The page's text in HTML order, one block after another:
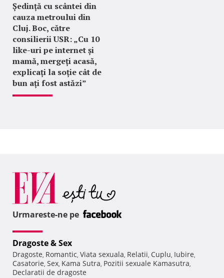
Ședință cu scântei din
cauza metroului din
Cluj. Boc, către
consilierii USR: „Cu 10
like-uri pe internet și
mamă, mergeți acasă,
explicați la soție cât de
bun ați fost astăzi”
Urmareste-ne pe
Dragoste & Sex
Dragoste, Romantic, Viata sexuala, Relatii, Cuplu, Iubire,
Casatorie, Sex, Kama Sutra, Pozitii sexuale Kamasutra,
Declaratii de dragoste